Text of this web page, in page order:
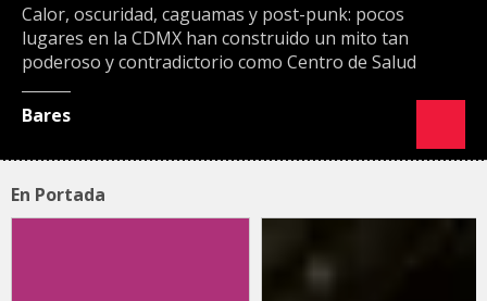
Calor, oscuridad, caguamas y post-punk: pocos
lugares en la CDMX han construido un mito tan
poderoso y contradictorio como Centro de Salud
Bares
En Portada